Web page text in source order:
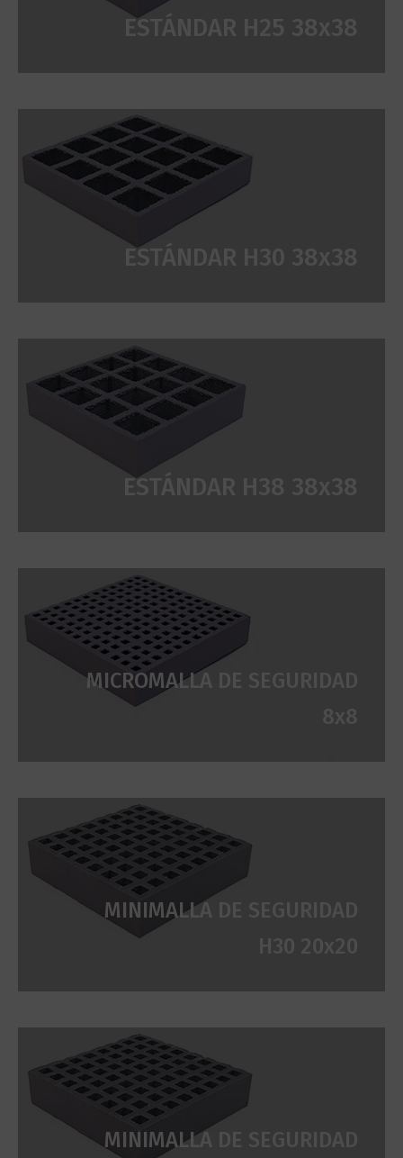
ESTÁNDAR H25 38x38
ESTÁNDAR H30 38x38
ESTÁNDAR H38 38x38
MICROMALLA DE SEGURIDAD
MINIMALLA DE SEGURIDAD
MINIMALLA DE SEGURIDAD